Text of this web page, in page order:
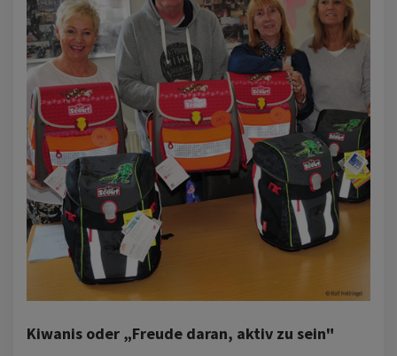
Kiwanis oder „Freude daran, aktiv zu sein"